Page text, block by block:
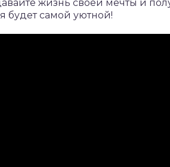
жизнь своей мечты и
будет самой уютной!